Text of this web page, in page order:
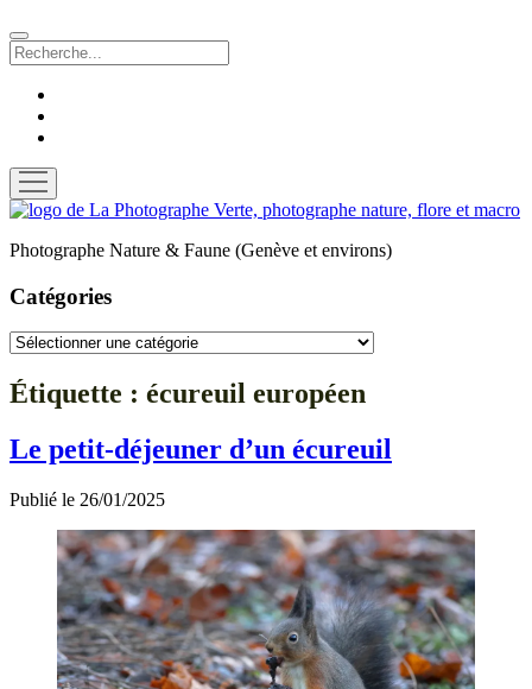
Recherche
ouvrir
menu
La
Verte
Photographe Nature & Faune (Genève et environs)
Catégories
Catégories
Étiquette : écureuil européen
Le petit-déjeuner d’un écureuil
Publié le 26/01/2025